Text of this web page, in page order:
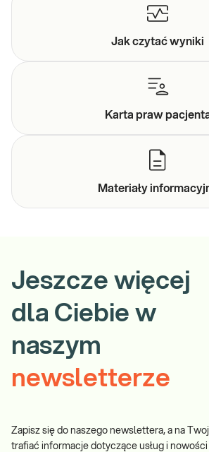
Jak czytaćwyniki
Karta praw
Materiały
Jeszcze więcej
dla Ciebie w
naszym
newsletterze
Zapisz się do naszego newslettera, a na
trafiać informacje dotyczące usług i